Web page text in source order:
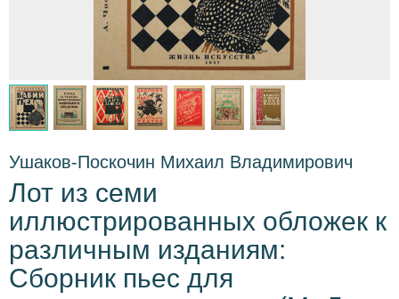
Ушаков-Поскочин Михаил Владимирович
Лот из семи
иллюстрированных обложек к
различным изданиям:
Сборник пьес для